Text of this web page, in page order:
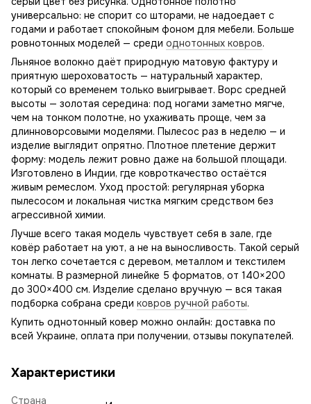
универсально: не спорит со шторами, не надоедает с
годами и работает спокойным фоном для мебели. Больше
ровнотонных моделей — среди однотонных ковров.
Льняное волокно даёт природную матовую фактуру и
приятную шероховатость — натуральный характер,
который со временем только выигрывает. Ворс средней
высоты — золотая середина: под ногами заметно мягче,
чем на тонком полотне, но ухаживать проще, чем за
длинноворсовыми моделями. Пылесос раз в неделю — и
изделие выглядит опрятно. Плотное плетение держит
форму: модель лежит ровно даже на большой площади.
Изготовлено в Индии, где ковроткачество остаётся
живым ремеслом. Уход простой: регулярная уборка
пылесосом и локальная чистка мягким средством без
агрессивной химии.
Лучше всего такая модель чувствует себя в зале, где
ковёр работает на уют, а не на выносливость. Такой серый
тон легко сочетается с деревом, металлом и текстилем
комнаты. В размерной линейке 5 форматов, от 140×200
до 300×400 см. Изделие сделано вручную — вся такая
подборка собрана среди ковров ручной работы.
Купить однотонный ковер можно онлайн: доставка по
всей Украине, оплата при получении, отзывы покупателей.
Характеристики
Страна